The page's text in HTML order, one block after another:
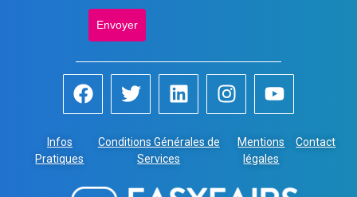
Envoyer
Infos
Pratiques
Conditions Générales de
Services
Mentions
légales
Contact